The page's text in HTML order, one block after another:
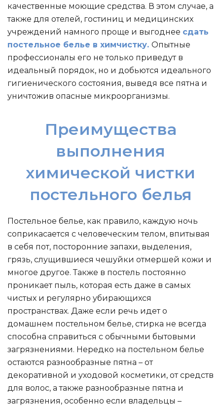
качественные моющие средства. В этом случае, а
также для отелей, гостиниц и медицинских
учреждений намного проще и выгоднее сдать
постельное белье в химчистку. Опытные
профессионалы его не только приведут в
идеальный порядок, но и добьются идеального
гигиенического состояния, выведя все пятна и
уничтожив опасные микроорганизмы.
Преимущества
выполнения
химической чистки
постельного белья
Постельное белье, как правило, каждую ночь
соприкасается с человеческим телом, впитывая
в себя пот, посторонние запахи, выделения,
грязь, слущившиеся чешуйки отмершей кожи и
многое другое. Также в постель постоянно
проникает пыль, которая есть даже в самых
чистых и регулярно убирающихся
пространствах. Даже если речь идет о
домашнем постельном белье, стирка не всегда
способна справиться с обычными бытовыми
загрязнениями. Нередко на постельном белье
остаются разнообразные пятна – от
декоративной и уходовой косметики, от средств
для волос, а также разнообразные пятна и
загрязнения, особенно если владельцы –